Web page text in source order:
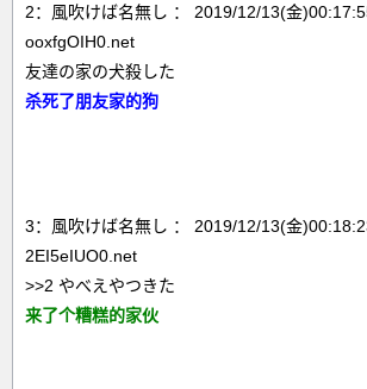
2：風吹けば名無し ： 2019/12/13(金
ooxfgOIH0.net
友達の家の犬殺した
杀死了朋友家的狗
3：風吹けば名無し ： 2019/12/13(金
2EI5eIUO0.net
>>2 やべえやつきた
来了个糟糕的家伙